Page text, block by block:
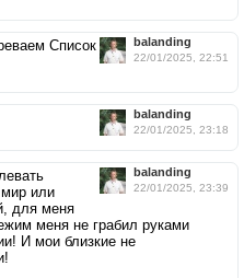
balanding
22/01/2025, 22:51
Список
balanding
22/01/2025, 23:18
balanding
22/01/2025, 23:39
или
для меня
меня не грабил руками
И мои близкие не